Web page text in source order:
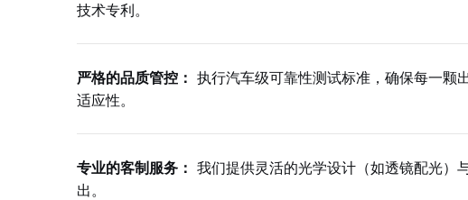
技术专利。
严格的品质管控： 执行汽车级可靠性测试标准，确保每一颗
适应性。
专业的客制服务： 我们提供灵活的光学设计（如透镜配光）
出。